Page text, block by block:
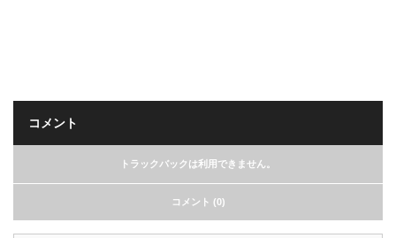
コメント
トラックバックは利用できません。
コメント (0)